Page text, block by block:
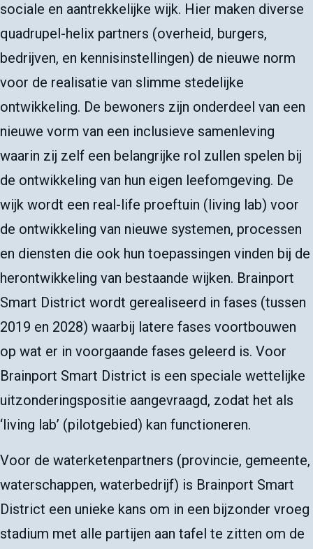
sociale en aantrekkelijke wijk. Hier maken diverse
quadrupel-helix partners (overheid, burgers,
bedrijven, en kennisinstellingen) de nieuwe norm
voor de realisatie van slimme stedelijke
ontwikkeling. De bewoners zijn onderdeel van een
nieuwe vorm van een inclusieve samenleving
waarin zij zelf een belangrijke rol zullen spelen bij
de ontwikkeling van hun eigen leefomgeving. De
wijk wordt een real-life proeftuin (living lab) voor
de ontwikkeling van nieuwe systemen, processen
en diensten die ook hun toepassingen vinden bij de
herontwikkeling van bestaande wijken. Brainport
Smart District wordt gerealiseerd in fases (tussen
2019 en 2028) waarbij latere fases voortbouwen
op wat er in voorgaande fases geleerd is. Voor
Brainport Smart District is een speciale wettelijke
uitzonderingspositie aangevraagd, zodat het als
‘living lab’ (pilotgebied) kan functioneren.
Voor de waterketenpartners (provincie, gemeente,
waterschappen, waterbedrijf) is Brainport Smart
District een unieke kans om in een bijzonder vroeg
stadium met alle partijen aan tafel te zitten om de